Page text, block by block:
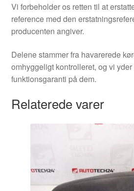
Vi forbeholder os retten til at
reference med den
producenten angiver.
Delene stammer fra havarerede
omhyggeligt kontrolleret, og vi
funktionsgaranti på dem.
Relaterede varer